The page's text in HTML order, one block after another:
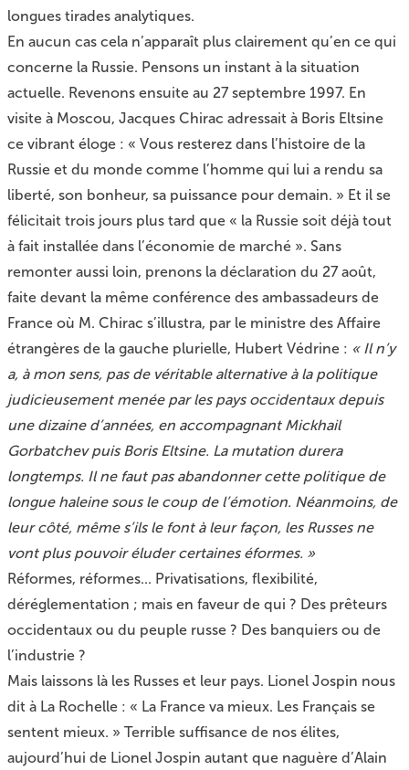
longues tirades analytiques.
En aucun cas cela n’apparaît plus clairement qu’en ce qui
concerne la Russie. Pensons un instant à la situation
actuelle. Revenons ensuite au 27 septembre 1997. En
visite à Moscou, Jacques Chirac adressait à Boris Eltsine
ce vibrant éloge : « Vous resterez dans l’histoire de la
Russie et du monde comme l’homme qui lui a rendu sa
liberté, son bonheur, sa puissance pour demain. » Et il se
félicitait trois jours plus tard que « la Russie soit déjà tout
à fait installée dans l’économie de marché ». Sans
remonter aussi loin, prenons la déclaration du 27 août,
faite devant la même conférence des ambassadeurs de
France où M. Chirac s’illustra, par le ministre des Affaire
étrangères de la gauche plurielle, Hubert Védrine : « Il n’y
a, à mon sens, pas de véritable alternative à la politique
judicieusement menée par les pays occidentaux depuis
une dizaine d’années, en accompagnant Mickhail
Gorbatchev puis Boris Eltsine. La mutation durera
longtemps. Il ne faut pas abandonner cette politique de
longue haleine sous le coup de l’émotion. Néanmoins, de
leur côté, même s’ils le font à leur façon, les Russes ne
vont plus pouvoir éluder certaines éformes. »
Réformes, réformes... Privatisations, flexibilité,
déréglementation ; mais en faveur de qui ? Des prêteurs
occidentaux ou du peuple russe ? Des banquiers ou de
l’industrie ?
Mais laissons là les Russes et leur pays. Lionel Jospin nous
dit à La Rochelle : « La France va mieux. Les Français se
sentent mieux. » Terrible suffisance de nos élites,
aujourd’hui de Lionel Jospin autant que naguère d’Alain